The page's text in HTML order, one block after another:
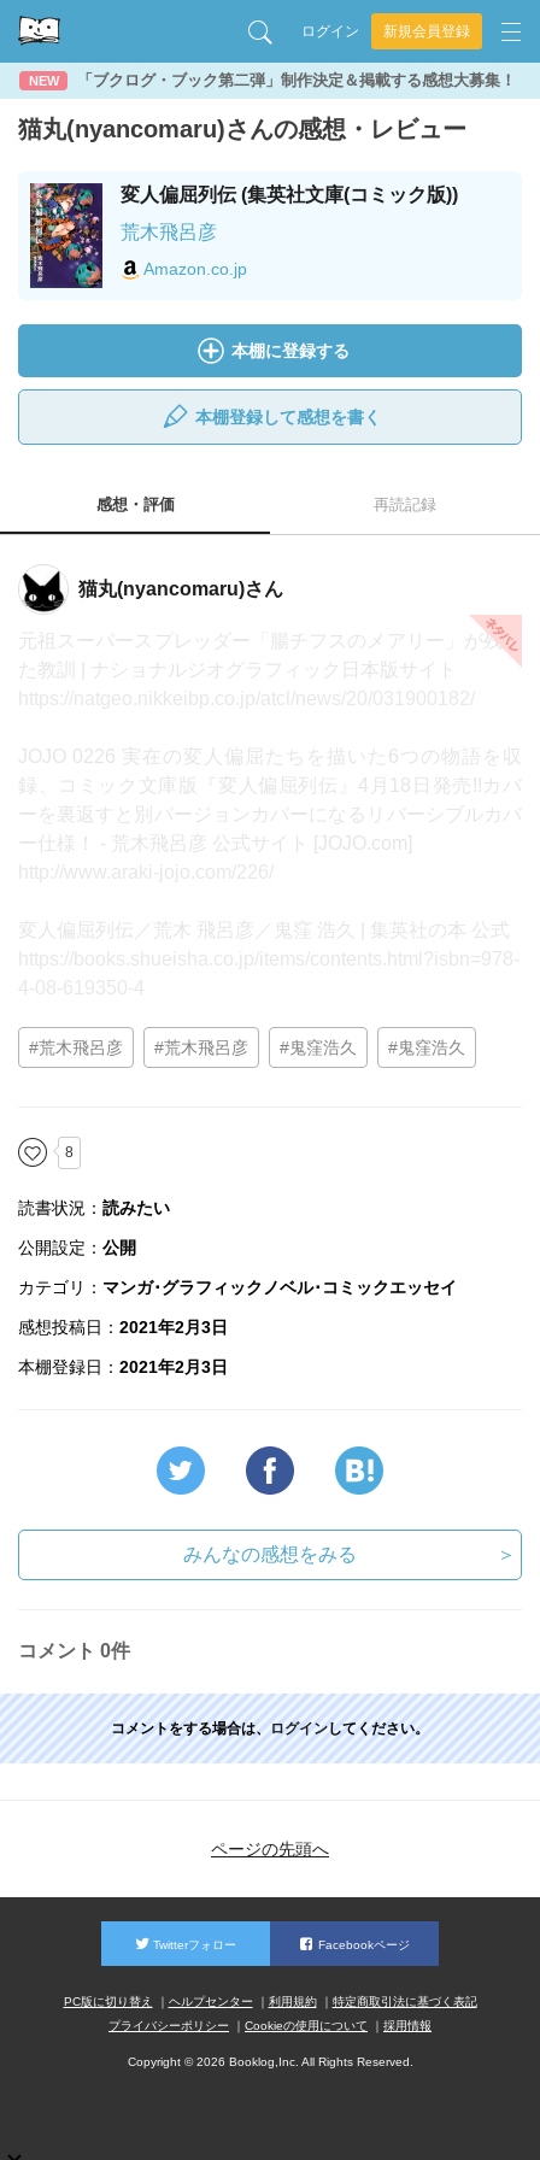
ログイン 新規会員登録
NEW 「ブクログ・ブック第二弾」制作決定＆掲載する感想大募集！
猫丸(nyancomaru)さんの感想・レビュー
変人偏屈列伝 (集英社文庫(コミック版))
荒木飛呂彦
Amazon.co.jp
本棚に登録する
本棚登録して感想を書く
感想・評価 再読記録
猫丸(nyancomaru)さん
元祖スーパースプレッダー「腸チフスのメアリー」が残し
た教訓 | ナショナルジオグラフィック日本版サイト
JOJO 0226 実在の変人偏屈たちを描いた6つの物語を収
録、コミック文庫版『変人偏屈列伝』4月18日発売!!カバ
ーを裏返すと別バージョンカバーになるリバーシブルカバ
ー仕様！ - 荒木飛呂彦 公式サイト [JOJO.com]
変人偏屈列伝／荒木 飛呂彦／鬼窪 浩久 | 集英社の本 公式
#荒木飛呂彦 #荒木飛呂彦 #鬼窪浩久 #鬼窪浩久
8
読書状況： 読みたい
公開設定： 公開
カテゴリ： マンガ･グラフィックノベル･コミックエッセイ
感想投稿日： 2021年2月3日
本棚登録日： 2021年2月3日
みんなの感想をみる ＞
コメント 0件
コメントをする場合は、ログインしてください。
ページの先頭へ
Twitterフォロー Facebookページ
PC版に切り替え ヘルプセンター 利用規約
特定商取引法に基づく表記
プライバシーポリシー
Cookieの使用について 採用情報
Copyright © 2026 Booklog,Inc. All Rights Reserved.